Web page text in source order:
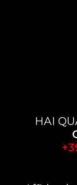
HAI